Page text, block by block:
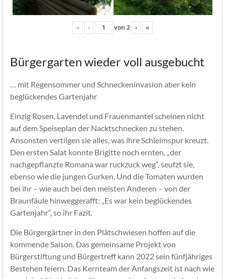
« ‹ von 2 › »
Bürgergarten wieder voll ausgebucht
… mit Regensommer und Schneckeninvasion aber kein
beglückendes Gartenjahr
Einzig Rosen, Lavendel und Frauenmantel scheinen nicht
auf dem Speiseplan der Nacktschnecken zu stehen.
Ansonsten vertilgen sie alles, was ihre Schleimspur kreuzt.
Den ersten Salat konnte Brigitte noch ernten, „der
nachgepflanzte Romana war ruckzuck weg“, seufzt sie,
ebenso wie die jungen Gurken. Und die Tomaten wurden
bei ihr – wie auch bei den meisten Anderen – von der
Braunfäule hinweggerafft: „Es war kein beglückendes
Gartenjahr“, so ihr Fazit.
Die Bürgergärtner in den Plätschwiesen hoffen auf die
kommende Saison. Das gemeinsame Projekt von
Bürgerstiftung und Bürgertreff kann 2022 sein fünfjähriges
Bestehen feiern. Das Kernteam der Anfangszeit ist nach wie